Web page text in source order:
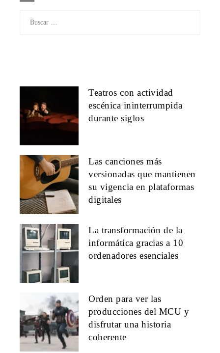
Teatros con actividad
escénica ininterrumpida
durante siglos
Las canciones más
versionadas que mantienen
su vigencia en plataformas
digitales
La transformación de la
informática gracias a 10
ordenadores esenciales
Orden para ver las
producciones del MCU y
disfrutar una historia
coherente